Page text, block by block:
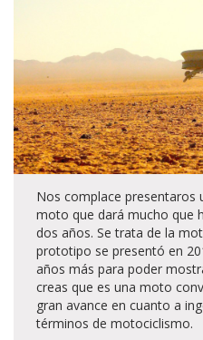
Nos complace presentaros
moto que dará mucho que
dos años. Se trata de la
prototipo se presentó en
años más para poder
creas que es una moto
gran avance en cuanto a
términos de motociclismo.